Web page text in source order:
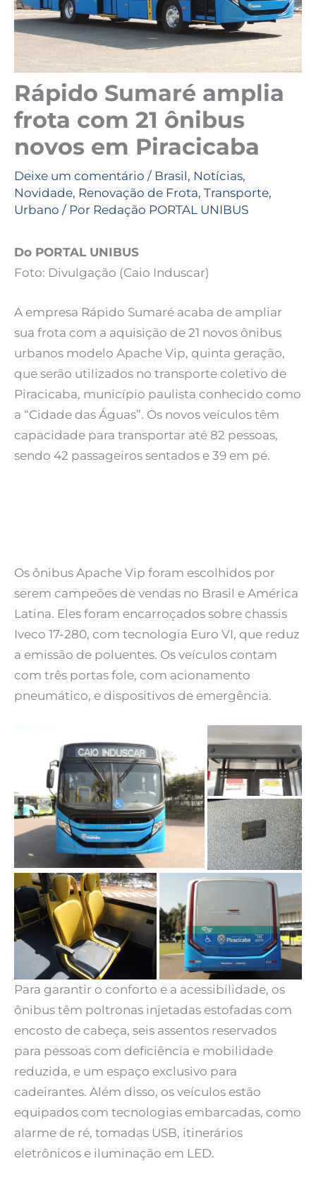
Rápido Sumaré amplia
frota com 21 ônibus
novos em Piracicaba
Deixe um comentário / Brasil, Notícias,
Novidade, Renovação de Frota, Transporte,
Urbano / Por Redação PORTAL UNIBUS
Do PORTAL UNIBUS
Foto: Divulgação (Caio Induscar)
A empresa Rápido Sumaré acaba de ampliar
sua frota com a aquisição de 21 novos ônibus
urbanos modelo Apache Vip, quinta geração,
que serão utilizados no transporte coletivo de
Piracicaba, município paulista conhecido como
a “Cidade das Águas”. Os novos veículos têm
capacidade para transportar até 82 pessoas,
sendo 42 passageiros sentados e 39 em pé.
Os ônibus Apache Vip foram escolhidos por
serem campeões de vendas no Brasil e América
Latina. Eles foram encarroçados sobre chassis
Iveco 17-280, com tecnologia Euro VI, que reduz
a emissão de poluentes. Os veículos contam
com três portas fole, com acionamento
pneumático, e dispositivos de emergência.
Para garantir o conforto e a acessibilidade, os
ônibus têm poltronas injetadas estofadas com
encosto de cabeça, seis assentos reservados
para pessoas com deficiência e mobilidade
reduzida, e um espaço exclusivo para
cadeirantes. Além disso, os veículos estão
equipados com tecnologias embarcadas, como
alarme de ré, tomadas USB, itinerários
eletrônicos e iluminação em LED.